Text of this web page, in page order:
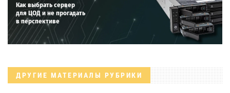
Как выбрать сервер
для ЦОД и не прогадать
в перспективе
ДРУГИЕ МАТЕРИАЛЫ РУБРИКИ